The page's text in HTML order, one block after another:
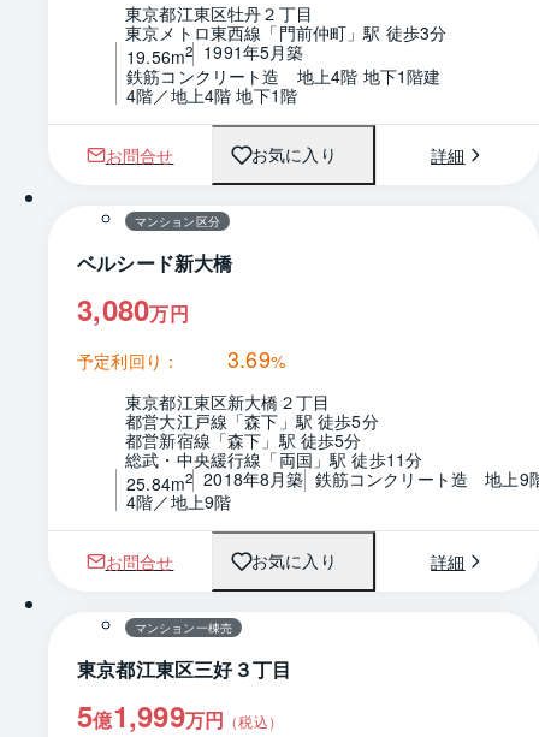
東京都江東区牡丹２丁目
東京メトロ東西線「門前仲町」駅 徒歩3分
19.56m2
1991年5月築
鉄筋コンクリート造　地上4階 地下1階建
4階／地上4階 地下1階
お問合せ お気に入り 詳細
1 / 0 間取り
マンション区分
ベルシード新大橋
3,080万円
予定利回り： 3.69%
東京都江東区新大橋２丁目
都営大江戸線「森下」駅 徒歩5分
都営新宿線「森下」駅 徒歩5分
総武・中央緩行線「両国」駅 徒歩11分
25.84m2 2018年8月築 鉄筋コンクリート造　地上9
4階／地上9階
お問合せ お気に入り 詳細
1 / 0 間取り
マンション一棟売
東京都江東区三好３丁目
5億1,999万円 （税込）